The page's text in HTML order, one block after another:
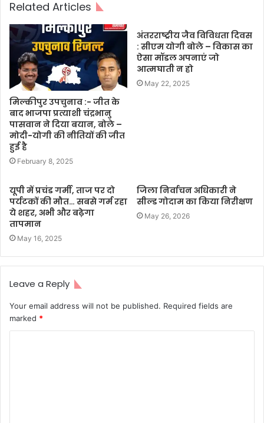
Related Articles
मिल्कीपुर उपचुनाव :- जीत के
बाद भाजपा प्रत्याशी चंद्रभानु
पासवान ने दिया बयान, बोले –
मोदी-योगी की नीतियों की जीत
हुई है
February 8, 2025
अंतरराष्ट्रीय जैव विविधता दिवस
: सीएम योगी बोले – विकास का
ऐसा मॉडल अपनाएं जो
आत्मघाती न हो
May 22, 2025
यूपी में प्रचंड गर्मी, ताज पर दो
पर्यटकों की मौत… सबसे गर्म रहा
ये शहर, अभी और बढ़ेगा
तापमान
May 16, 2025
जिला निर्वाचन अधिकारी ने
सील्ड गोदाम का किया निरीक्षण
May 26, 2026
Leave a Reply
Your email address will not be published. Required fields are
marked *